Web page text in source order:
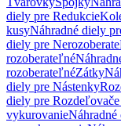
diely pre Redukcie
kusyNáhradné diely
diely pre
rozoberateľné
rozoberateľnéZátky
diely pre Nástenky
diely pre
vykurovanie